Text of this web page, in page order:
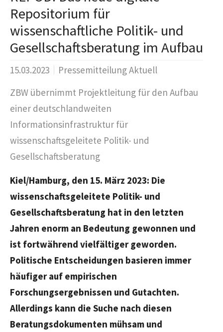
Repositorium für
wissenschaftliche Politik- und
Gesellschaftsberatung im Aufbau
15.03.2023
Pressemitteilung Aktuell
ZBW übernimmt Projektleitung für den Aufbau
einer deutschlandweiten
Informationsinfrastruktur für
wissenschaftsgeleitete Politik- und
Gesellschaftsberatung
Kiel/Hamburg, den 15. März 2023: Die
wissenschaftsgeleitete Politik- und
Gesellschaftsberatung hat in den letzten
Jahren enorm an Bedeutung gewonnen und
ist fortwährend vielfältiger geworden.
Politische Entscheidungen basieren immer
häufiger auf empirischen
Forschungsergebnissen und Gutachten.
Allerdings kann die Suche nach diesen
Beratungsdokumenten mühsam und